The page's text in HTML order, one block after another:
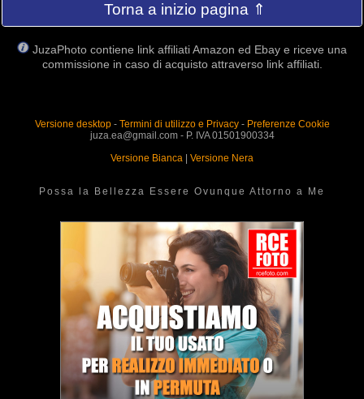
Torna a inizio pagina ⇑
JuzaPhoto contiene link affiliati Amazon ed Ebay e riceve una
commissione in caso di acquisto attraverso link affiliati.
Versione desktop- Termini di utilizzo e Privacy- Preferenze Cookie
juza.ea@gmail.com - P. IVA 01501900334
Versione Bianca
Versione Nera
Possa la Bellezza Essere Ovunque Attorno a Me